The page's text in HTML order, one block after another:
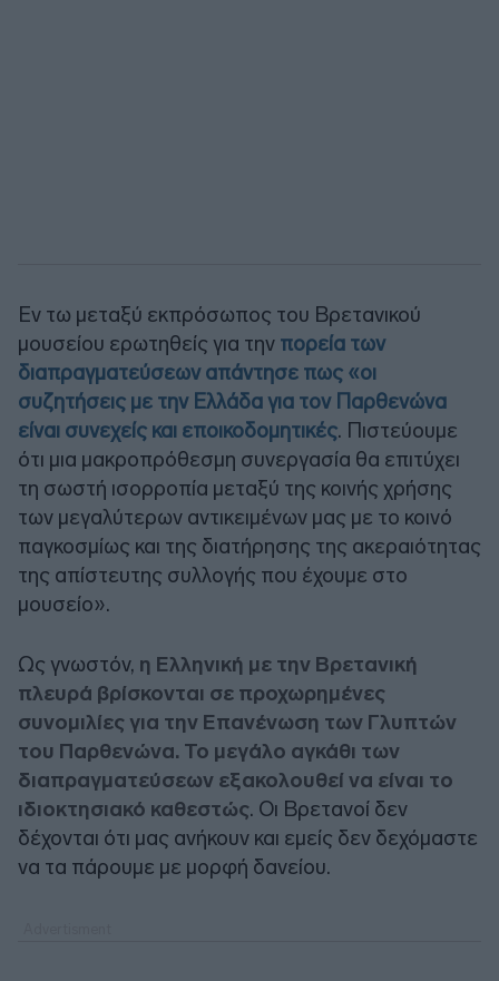
Εν τω μεταξύ εκπρόσωπος του Βρετανικού
μουσείου ερωτηθείς για την πορεία των
διαπραγματεύσεων απάντησε πως «οι
συζητήσεις με την Ελλάδα για τον Παρθενώνα
είναι συνεχείς και εποικοδομητικές. Πιστεύουμε
ότι μια μακροπρόθεσμη συνεργασία θα επιτύχει
τη σωστή ισορροπία μεταξύ της κοινής χρήσης
των μεγαλύτερων αντικειμένων μας με το κοινό
παγκοσμίως και της διατήρησης της ακεραιότητας
της απίστευτης συλλογής που έχουμε στο
μουσείο».
Ως γνωστόν, η Ελληνική με την Βρετανική
πλευρά βρίσκονται σε προχωρημένες
συνομιλίες για την Επανένωση των Γλυπτών
του Παρθενώνα. Το μεγάλο αγκάθι των
διαπραγματεύσεων εξακολουθεί να είναι το
ιδιοκτησιακό καθεστώς. Οι Βρετανοί δεν
δέχονται ότι μας ανήκουν και εμείς δεν δεχόμαστε
να τα πάρουμε με μορφή δανείου.